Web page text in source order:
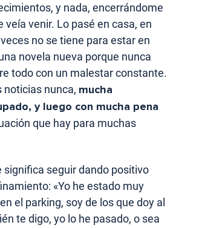
y nada, encerrándome
venir. Lo pasé en casa, en
no se tiene para estar en
novela nueva porque nunca
todo con un malestar constante.
noticias nunca, mucha
y luego con mucha pena
que hay para muchas
significa seguir dando positivo
«Yo he estado muy
el parking, soy de los que doy al
te digo, yo lo he pasado, o sea